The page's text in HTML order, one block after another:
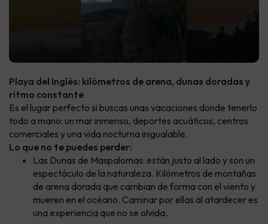
Playa del Inglés: kilómetros de arena, dunas doradas y
ritmo constante
Es el lugar perfecto si buscas unas vacaciones donde tenerlo
todo a mano: un mar inmenso, deportes acuáticos, centros
comerciales y una vida nocturna inigualable.
Lo que no te puedes perder:
Las Dunas de Maspalomas: están justo al lado y son un
espectáculo de la naturaleza. Kilómetros de montañas
de arena dorada que cambian de forma con el viento y
mueren en el océano. Caminar por ellas al atardecer es
una experiencia que no se olvida.